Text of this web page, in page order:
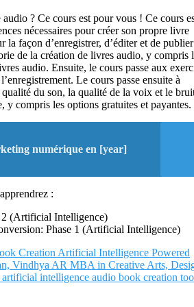
? Ce cours est pour vous ! Ce cours
nécessaires pour créer son propre livre
la façon d’enregistrer, d’éditer et de
de la création de livres audio, y compris
audio. Ensuite, le cours passe aux
Le cours passe ensuite à
du son, la qualité de la voix et le
compris les options gratuites et payantes.
numérique en [year]
:
2 (Artificial Intelligence)
Phase 1 (Artificial Intelligence)
Artificial Intelligence Powered
Vindhya AR MBA in Creative Arts,
intelligence audio book creation